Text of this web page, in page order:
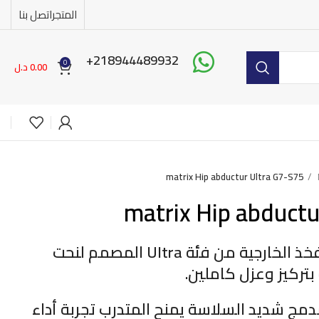
المتجراتصل بنا
218944489932+
0
0.00د.ل
matrix Hip abductur Ultra G7-S75
matrix Hip
جهاز تدريب عضلات الفخذ الخارجية من فئة Ultra المصمم لنحت
وعزل كاملين.
شديد السلاسة يمنح المتدرب تجربة أداء